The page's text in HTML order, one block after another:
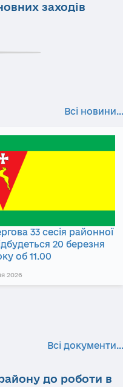
заходів
Всі новини...
33 сесія районної
20 березня
об 11.00
2026
Всі документи...
до роботи в